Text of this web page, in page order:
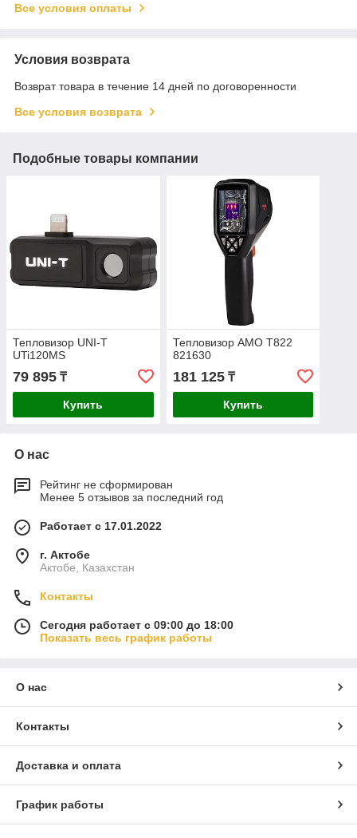
Все условия оплаты
Условия возврата
Возврат товара в течение 14 дней по договоренности
Все условия возврата
Подобные товары компании
Тепловизор UNI-T
UTi120MS
79 895 ₸
Купить
Тепловизор AMO T822
821630
181 125₸
Купить
О нас
Рейтинг не сформирован
Менее 5 отзывов за последний год
Работает с 17.01.2022
г. Актобе
Актобе, Казахстан
Контакты
Сегодня работает с 09:00 до 18:00
Показать весь график работы
О нас
Контакты
Доставка и оплата
График работы